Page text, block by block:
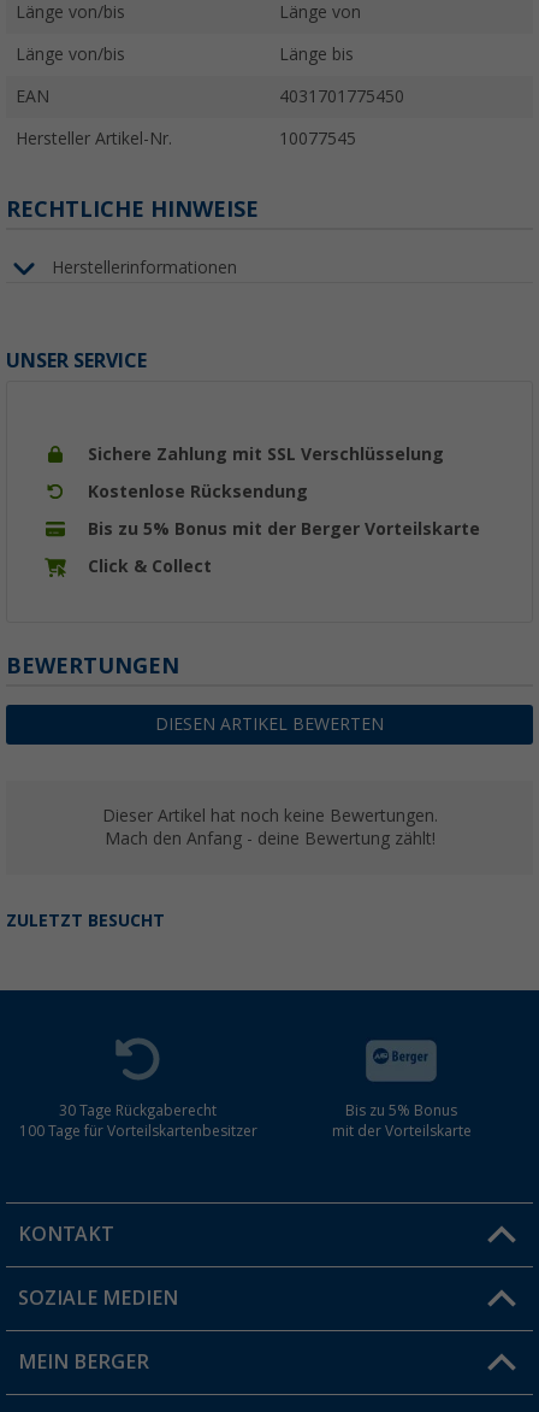
Länge von/bis Länge von
Länge von/bis Länge bis
EAN 4031701775450
Hersteller Artikel-Nr. 10077545
RECHTLICHE HINWEISE
Herstellerinformationen
UNSER SERVICE
Sichere Zahlung mit SSL Verschlüsselung
Kostenlose Rücksendung
Bis zu 5% Bonus mit der Berger Vorteilskarte
Click & Collect
BEWERTUNGEN
DIESEN ARTIKEL BEWERTEN
Dieser Artikel hat noch keine Bewertungen.
Mach den Anfang - deine Bewertung zählt!
ZULETZT BESUCHT
30 Tage Rückgaberecht
100 Tage für Vorteilskartenbesitzer
Bis zu 5% Bonus
mit der Vorteilskarte
KONTAKT
Du hast eine Frage?
Filiale finden
SOZIALE MEDIEN
MEIN BERGER